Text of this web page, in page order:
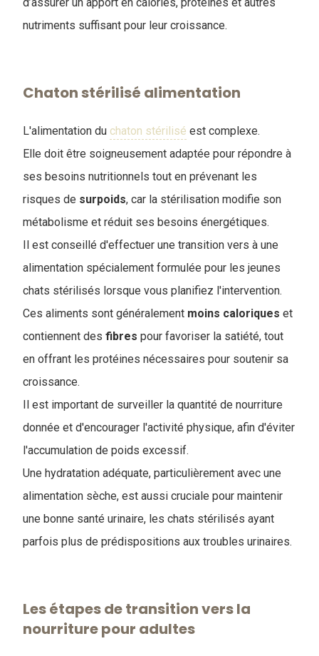
nutriments suffisant pour leur croissance.
Chaton stérilisé alimentation
L'alimentation du chaton stérilisé est complexe.
Elle doit être soigneusement adaptée pour répondre à
ses besoins nutritionnels tout en prévenant les
risques de surpoids, car la stérilisation modifie son
métabolisme et réduit ses besoins énergétiques.
Il est conseillé d'effectuer une transition vers à une
alimentation spécialement formulée pour les jeunes
chats stérilisés lorsque vous planifiez l'intervention.
Ces aliments sont généralement moins caloriques et
contiennent des fibres pour favoriser la satiété, tout
en offrant les protéines nécessaires pour soutenir sa
croissance.
Il est important de surveiller la quantité de nourriture
donnée et d'encourager l'activité physique, afin d'éviter
l'accumulation de poids excessif.
Une hydratation adéquate, particulièrement avec une
alimentation sèche, est aussi cruciale pour maintenir
une bonne santé urinaire, les chats stérilisés ayant
parfois plus de prédispositions aux troubles urinaires.
Les étapes de transition vers la
nourriture pour adultes